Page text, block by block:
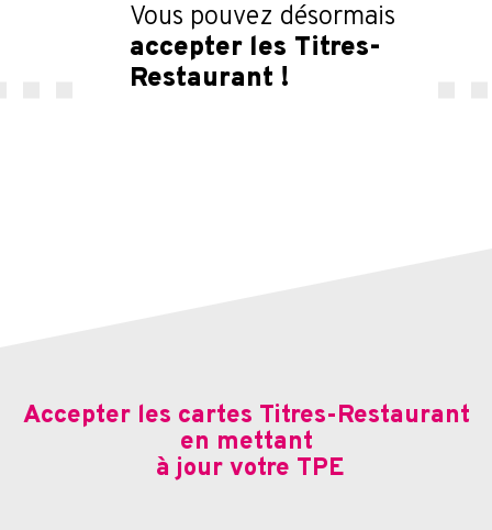
Vous pouvez désormais
accepter les Titres-
Restaurant !
Accepter les cartes Titres-Restaurant
en mettant
à jour votre TPE